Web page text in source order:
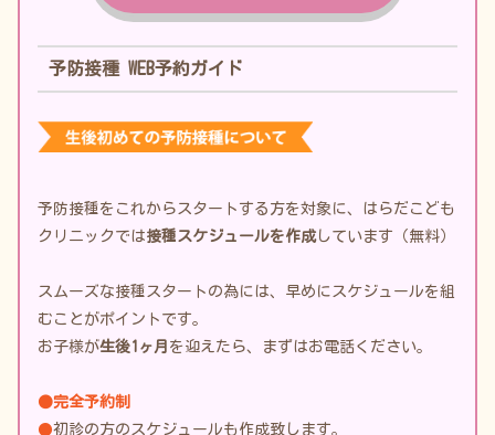
予防接種 WEB予約ガイド
予防接種をこれからスタートする方を対象に、はらだこども
クリニックでは接種スケジュールを作成しています（無料）
スムーズな接種スタートの為には、早めにスケジュールを組
むことがポイントです。
お子様が生後1ヶ月 を迎えたら、まずはお電話ください。
●完全予約制
●初診の方のスケジュールも作成致します。